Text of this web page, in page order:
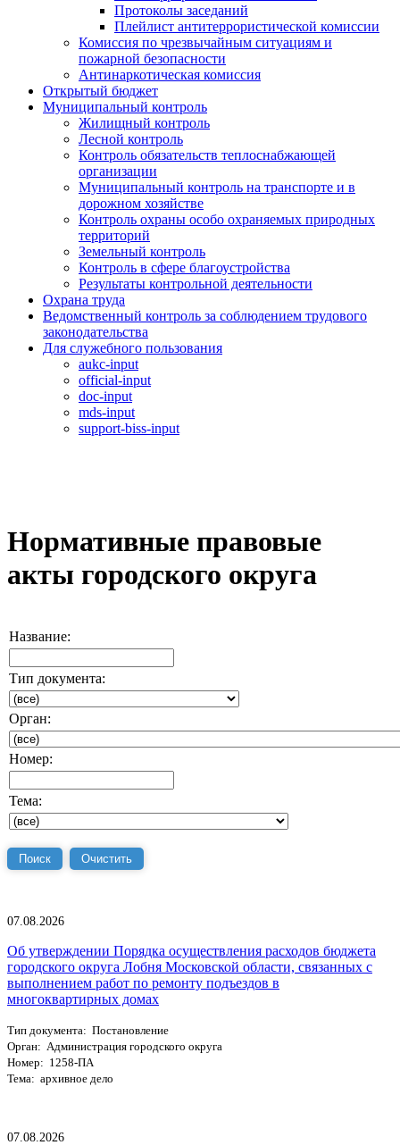
Протоколы заседаний
Плейлист антитеррористической комиссии
Комиссия по чрезвычайным ситуациям и
пожарной безопасности
Антинаркотическая комиссия
Открытый бюджет
Муниципальный контроль
Жилищный контроль
Лесной контроль
Контроль обязательств теплоснабжающей
организации
Муниципальный контроль на транспорте и в
дорожном хозяйстве
Контроль охраны особо охраняемых природных
территорий
Земельный контроль
Контроль в сфере благоустройства
Результаты контрольной деятельности
Охрана труда
Ведомственный контроль за соблюдением трудового
законодательства
Для служебного пользования
aukc-input
official-input
doc-input
mds-input
support-biss-input
Нормативные правовые
акты городского округа
Название:
Тип документа:
Орган:
Номер:
Тема:
07.08.2026
Об утверждении Порядка осуществления расходов бюджета
городского округа Лобня Московской области, связанных с
выполнением работ по ремонту подъездов в
многоквартирных домах
Тип документа: Постановление
Орган: Администрация городского округа
Номер: 1258-ПА
Тема: архивное дело
07.08.2026